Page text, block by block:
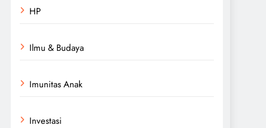
HP
Ilmu & Budaya
Imunitas Anak
Investasi